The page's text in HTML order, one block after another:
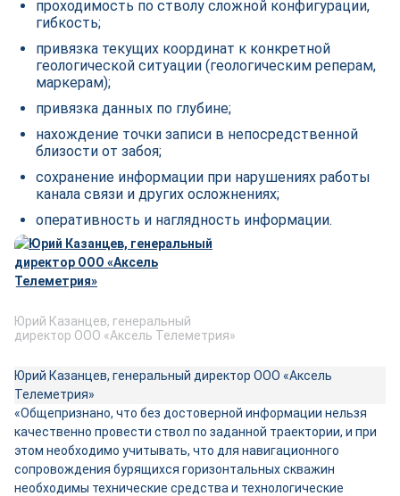
проходимость по стволу сложной конфигурации,
гибкость;
привязка текущих координат к конкретной
геологической ситуации (геологическим реперам,
маркерам);
привязка данных по глубине;
нахождение точки записи в непосредственной
близости от забоя;
сохранение информации при нарушениях работы
канала связи и других осложнениях;
оперативность и наглядность информации.
Юрий Казанцев, генеральный
директор ООО «Аксель Телеметрия»
Юрий Казанцев, генеральный директор ООО «Аксель
Телеметрия»
«Общепризнано, что без достоверной информации нельзя
качественно провести ствол по заданной траектории, и при
этом необходимо учитывать, что для навигационного
сопровождения бурящихся горизонтальных скважин
необходимы технические средства и технологические